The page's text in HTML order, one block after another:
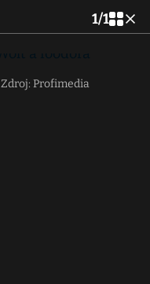
1/1
Zdroj: Profimedia